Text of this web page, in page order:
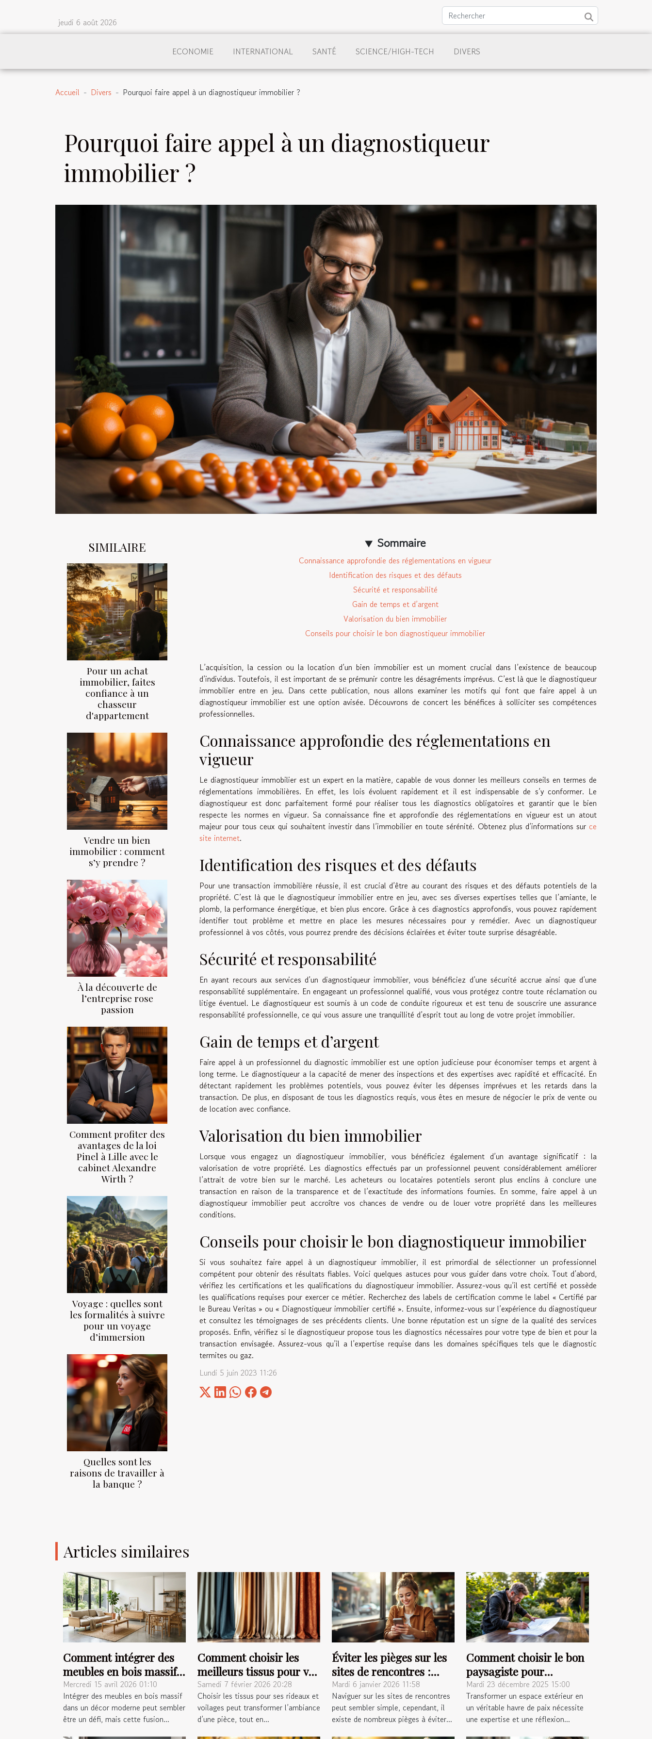
jeudi 6 août 2026
ECONOMIE INTERNATIONAL SANTÉ SCIENCE/HIGH-TECH DIVERS
Accueil Divers Pourquoi faire appel à un diagnostiqueur immobilier ?
Pourquoi faire appel à un diagnostiqueur
immobilier ?
SIMILAIRE
Pour un achat
immobilier, faites
confiance à un
chasseur
d'appartement
Vendre un bien
immobilier : comment
s’y prendre ?
À la découverte de
l’entreprise rose
passion
Comment profiter des
avantages de la loi
Pinel à Lille avec le
cabinet Alexandre
Wirth ?
Voyage : quelles sont
les formalités à suivre
pour un voyage
d’immersion
Quelles sont les
raisons de travailler à
la banque ?
Sommaire
Connaissance approfondie des réglementations en vigueur
Identification des risques et des défauts
Sécurité et responsabilité
Gain de temps et d’argent
Valorisation du bien immobilier
Conseils pour choisir le bon diagnostiqueur immobilier
L’acquisition, la cession ou la location d’un bien immobilier est un moment crucial dans l’existence de beaucoup
d’individus. Toutefois, il est important de se prémunir contre les désagréments imprévus. C’est là que le diagnostiqueur
immobilier entre en jeu. Dans cette publication, nous allons examiner les motifs qui font que faire appel à un
diagnostiqueur immobilier est une option avisée. Découvrons de concert les bénéfices à solliciter ses compétences
professionnelles.
Connaissance approfondie des réglementations en
vigueur
Le diagnostiqueur immobilier est un expert en la matière, capable de vous donner les meilleurs conseils en termes de
réglementations immobilières. En effet, les lois évoluent rapidement et il est indispensable de s’y conformer. Le
diagnostiqueur est donc parfaitement formé pour réaliser tous les diagnostics obligatoires et garantir que le bien
respecte les normes en vigueur. Sa connaissance fine et approfondie des réglementations en vigueur est un atout
majeur pour tous ceux qui souhaitent investir dans l’immobilier en toute sérénité. Obtenez plus d’informations sur ce
site internet.
Identification des risques et des défauts
Pour une transaction immobilière réussie, il est crucial d’être au courant des risques et des défauts potentiels de la
propriété. C’est là que le diagnostiqueur immobilier entre en jeu, avec ses diverses expertises telles que l’amiante, le
plomb, la performance énergétique, et bien plus encore. Grâce à ces diagnostics approfondis, vous pouvez rapidement
identifier tout problème et mettre en place les mesures nécessaires pour y remédier. Avec un diagnostiqueur
professionnel à vos côtés, vous pourrez prendre des décisions éclairées et éviter toute surprise désagréable.
Sécurité et responsabilité
En ayant recours aux services d’un diagnostiqueur immobilier, vous bénéficiez d’une sécurité accrue ainsi que d’une
responsabilité supplémentaire. En engageant un professionnel qualifié, vous vous protégez contre toute réclamation ou
litige éventuel. Le diagnostiqueur est soumis à un code de conduite rigoureux et est tenu de souscrire une assurance
responsabilité professionnelle, ce qui vous assure une tranquillité d’esprit tout au long de votre projet immobilier.
Gain de temps et d’argent
Faire appel à un professionnel du diagnostic immobilier est une option judicieuse pour économiser temps et argent à
long terme. Le diagnostiqueur a la capacité de mener des inspections et des expertises avec rapidité et efficacité. En
détectant rapidement les problèmes potentiels, vous pouvez éviter les dépenses imprévues et les retards dans la
transaction. De plus, en disposant de tous les diagnostics requis, vous êtes en mesure de négocier le prix de vente ou
de location avec confiance.
Valorisation du bien immobilier
Lorsque vous engagez un diagnostiqueur immobilier, vous bénéficiez également d’un avantage significatif : la
valorisation de votre propriété. Les diagnostics effectués par un professionnel peuvent considérablement améliorer
l’attrait de votre bien sur le marché. Les acheteurs ou locataires potentiels seront plus enclins à conclure une
transaction en raison de la transparence et de l’exactitude des informations fournies. En somme, faire appel à un
diagnostiqueur immobilier peut accroître vos chances de vendre ou de louer votre propriété dans les meilleures
conditions.
Conseils pour choisir le bon diagnostiqueur immobilier
Si vous souhaitez faire appel à un diagnostiqueur immobilier, il est primordial de sélectionner un professionnel
compétent pour obtenir des résultats fiables. Voici quelques astuces pour vous guider dans votre choix. Tout d’abord,
vérifiez les certifications et les qualifications du diagnostiqueur immobilier. Assurez-vous qu’il est certifié et possède
les qualifications requises pour exercer ce métier. Recherchez des labels de certification comme le label « Certifié par
le Bureau Veritas » ou « Diagnostiqueur immobilier certifié ». Ensuite, informez-vous sur l’expérience du diagnostiqueur
et consultez les témoignages de ses précédents clients. Une bonne réputation est un signe de la qualité des services
proposés. Enfin, vérifiez si le diagnostiqueur propose tous les diagnostics nécessaires pour votre type de bien et pour la
transaction envisagée. Assurez-vous qu’il a l’expertise requise dans les domaines spécifiques tels que le diagnostic
termites ou gaz.
Lundi 5 juin 2023 11:26
Articles similaires
Comment intégrer des
meubles en bois massif
dans un décor moderne
?
Mercredi 15 avril 2026 01:10
Intégrer des meubles en bois massif
dans un décor moderne peut sembler
être un défi, mais cette fusion...
Comment choisir les
meilleurs tissus pour vos
rideaux et voilages ?
Samedi 7 février 2026 20:28
Choisir les tissus pour ses rideaux et
voilages peut transformer l’ambiance
d’une pièce, tout en...
Éviter les pièges sur les
sites de rencontres :
conseils pratiques
Mardi 6 janvier 2026 11:58
Naviguer sur les sites de rencontres
peut sembler simple, cependant, il
existe de nombreux pièges à éviter...
Comment choisir le bon
paysagiste pour
métamorphoser votre
espace extérieur ?
Mardi 23 décembre 2025 15:00
Transformer un espace extérieur en
un véritable havre de paix nécessite
une expertise et une réflexion...